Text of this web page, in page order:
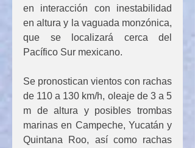
en interacción con inestabilidad
en altura y la vaguada monzónica,
que se localizará cerca del
Pacífico Sur mexicano.
Se pronostican vientos con rachas
de 110 a 130 km/h, oleaje de 3 a 5
m de altura y posibles trombas
marinas en Campeche, Yucatán y
Quintana Roo, así como rachas